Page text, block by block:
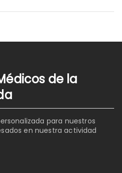
de la
para nuestros
en nuestra actividad